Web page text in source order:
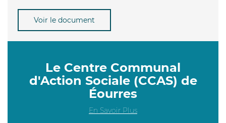
Voir le document
Le Centre Communal
d'Action Sociale (CCAS) de
Éourres
En Savoir Plus